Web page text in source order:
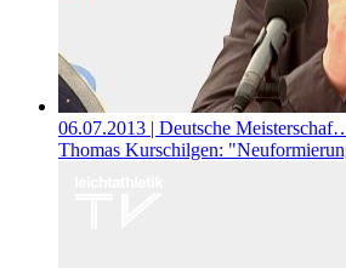
06.07.2013 | Deutsche
Thomas Kurschilgen: